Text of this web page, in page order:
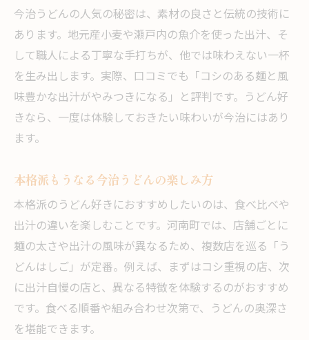
コシの違いを比べるうどん食べ歩き体験
うどん通も納得のコシの秘密を探る
今治うどんのコシを活かす食べ方の工夫
讃岐うどんとの違いを知る
今治うどんと讃岐うどんの味わい比較
うどん好きが知るべき両者の違い解説
地元視点で見るうどん食文化の差異
今治市河南町で味わう新たなうどん体験
今治市河南町で話題のうどん文化
河南町独自のうどん文化を深掘りする
今治うどんが地元で親しまれる理由
地域コミュニティと結びつくうどんの魅力
今治うどんの人気の秘密は、素材の良さと伝統の技術に
あります。地元産小麦や瀬戸内の魚介を使った出汁、そ
して職人による丁寧な手打ちが、他では味わえない一杯
を生み出します。実際、口コミでも「コシのある麺と風
味豊かな出汁がやみつきになる」と評判です。うどん好
きなら、一度は体験しておきたい味わいが今治にはあり
ます。
本格派もうなる今治うどんの楽しみ方
本格派のうどん好きにおすすめしたいのは、食べ比べや
出汁の違いを楽しむことです。河南町では、店舗ごとに
麺の太さや出汁の風味が異なるため、複数店を巡る「う
どんはしご」が定番。例えば、まずはコシ重視の店、次
に出汁自慢の店と、異なる特徴を体験するのがおすすめ
です。食べる順番や組み合わせ次第で、うどんの奥深さ
を堪能できます。